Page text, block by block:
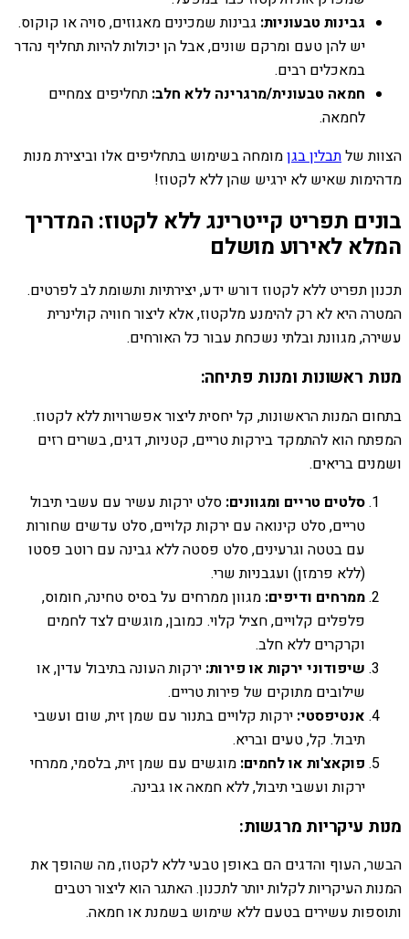
גבינות טבעוניות: גבינות שמכינים מאגוזים, סויה או קוקוס.
יש להן טעם ומרקם שונים, אבל הן יכולות להיות תחליף נהדר
במאכלים רבים.
חמאה טבעונית/מרגרינה ללא חלב: תחליפים צמחיים
לחמאה.
הצוות שלתבלין בגןמומחה בשימוש בתחליפים אלו וביצירת מנות
מדהימות שאיש לא ירגיש שהן ללא לקטוז!
בונים תפריט קייטרינג ללא לקטוז: המדריך
המלא לאירוע מושלם
תכנון תפריט ללא לקטוז דורש ידע, יצירתיות ותשומת לב לפרטים.
המטרה היא לא רק להימנע מלקטוז, אלא ליצור חוויה קולינרית
עשירה, מגוונת ובלתי נשכחת עבור כל האורחים.
מנות ראשונות ומנות פתיחה:
בתחום המנות הראשונות, קל יחסית ליצור אפשרויות ללא לקטוז.
המפתח הוא להתמקד בירקות טריים, קטניות, דגים, בשרים רזים
ושמנים בריאים.
סלטים טריים ומגוונים: סלט ירקות עשיר עם עשבי תיבול
טריים, סלט קינואה עם ירקות קלויים, סלט עדשים שחורות
עם בטטה וגרעינים, סלט פסטה ללא גבינה עם רוטב פסטו
(ללא פרמזן) ועגבניות שרי.
ממרחים ודיפים: מגוון ממרחים על בסיס טחינה, חומוס,
פלפלים קלויים, חציל קלוי. כמובן, מוגשים לצד לחמים
וקרקרים ללא חלב.
שיפודוני ירקות או פירות: ירקות העונה בתיבול עדין, או
שילובים מתוקים של פירות טריים.
אנטיפסטי: ירקות קלויים בתנור עם שמן זית, שום ועשבי
תיבול. קל, טעים ובריא.
פוקאצ'ות או לחמים: מוגשים עם שמן זית, בלסמי, ממרחי
ירקות ועשבי תיבול, ללא חמאה או גבינה.
מנות עיקריות מרגשות:
הבשר, העוף והדגים הם באופן טבעי ללא לקטוז, מה שהופך את
המנות העיקריות לקלות יותר לתכנון. האתגר הוא ליצור רטבים
ותוספות עשירים בטעם ללא שימוש בשמנת או חמאה.